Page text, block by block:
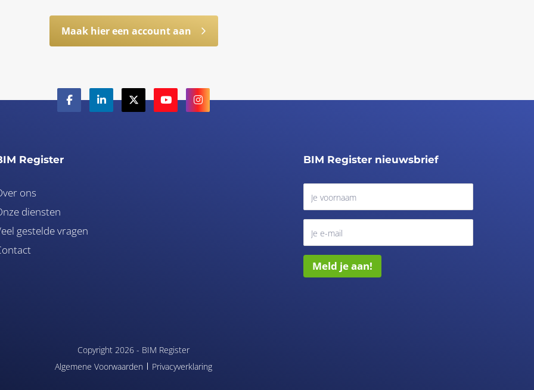
Maak hier een account aan
Register
ons
diensten
gestelde vragen
BIM Register nieuwsbrief
Meld je aan!
Copyright 2026 - BIM Register
Algemene Voorwaarden
Privacyverklaring